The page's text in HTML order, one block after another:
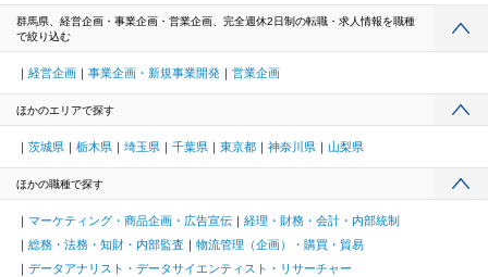
群馬県、経営企画・事業企画・営業企画、完全週休2日制の転職・求人情報を職種
で絞り込む
経営企画 事業企画・新規事業開発 営業企画
ほかのエリアで探す
茨城県 栃木県 埼玉県 千葉県 東京都 神奈川県 山梨県
ほかの職種で探す
マーケティング・商品企画・広告宣伝
経理・財務・会計・内部統制
総務・法務・知財・内部監査
物流管理（企画）・購買・貿易
データアナリスト・データサイエンティスト・リサーチャー